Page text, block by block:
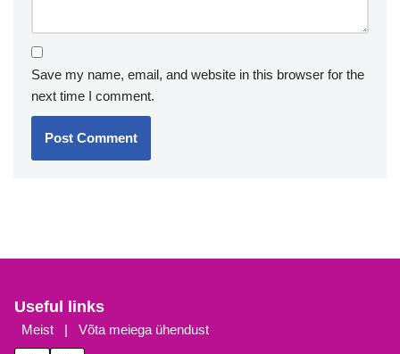
Save my name, email, and website in this browser for the
next time I comment.
Useful links
Meist | Võta meiega ühendust